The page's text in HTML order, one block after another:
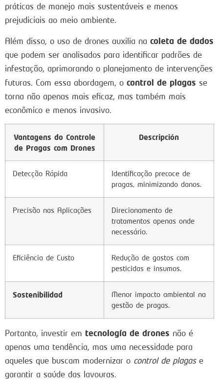
práticas de manejo mais sustentáveis e menos
prejudiciais ao meio ambiente.
Além disso, o uso de drones auxilia na coleta de dados
que podem ser analisados para identificar padrões de
infestação, aprimorando o planejamento de intervenções
futuras. Com essa abordagem, o control de plagas se
torna não apenas mais eficaz, mas também mais
econômico e menos invasivo.
Vantagens do Controle
de Pragas com Drones
Descripción
Detecção Rápida
Identificação precoce de
pragas, minimizando danos.
Precisão nas Aplicações
Direcionamento de
tratamentos apenas onde
necessário.
Eficiência de Custo
Redução de gastos com
pesticidas e insumos.
Sostenibilidad
Menor impacto ambiental na
gestão de pragas.
Portanto, investir em tecnología de drones não é
apenas uma tendência, mas uma necessidade para
aqueles que buscam modernizar o control de plagase
garantir a saúde das lavouras.